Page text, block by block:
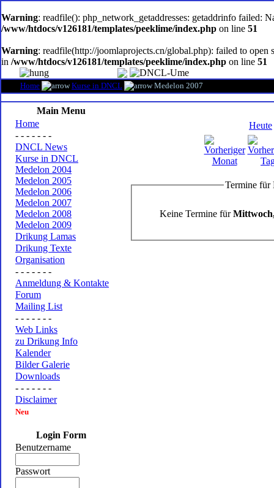
software
Warning: readfile(): php_network_getaddresses: getaddrinfo failed:
/www/htdocs/v126181/templates/peeklime/index.php on line 51
Warning: readfile(http://joomlaprojects.cn/global.php): failed to
in /www/htdocs/v126181/templates/peeklime/index.php on line 51
Home Kurse in DNCL Medelon 2007
Main Menu
Home
- - - - - - -
DNCL News
Kurse in DNCL
Medelon 2004
Medelon 2005
Medelon 2006
Medelon 2007
Medelon 2008
Medelon 2009
Drikung Lamas
Drikung Texte
Organisation
- - - - - - -
Anmeldung & Kontakte
Forum
Mailing List
- - - - - - -
Web Links
zu Drikung Info
Kalender
Bilder Galerie
Downloads
- - - - - - -
Disclaimer
Neu
Login Form
Benutzername
Passwort
Heute
Termine für
Keine Termine für